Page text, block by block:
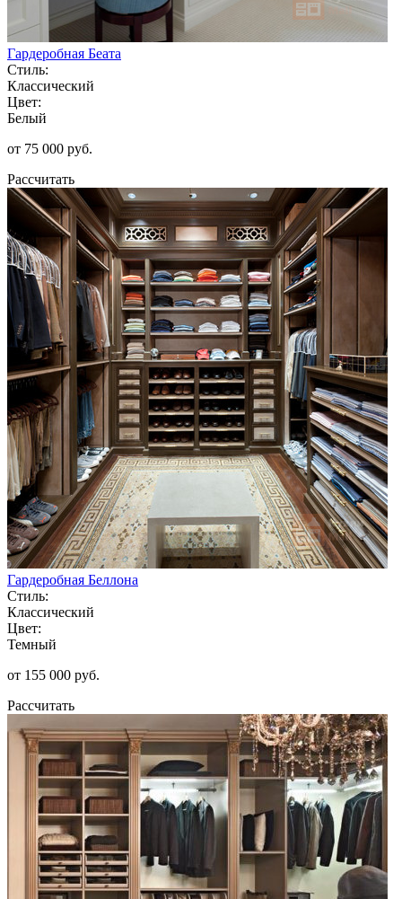
Гардеробная Беата
Стиль:
Классический
Цвет:
Белый
от 75 000 руб.
Рассчитать
Гардеробная Беллона
Стиль:
Классический
Цвет:
Темный
от 155 000 руб.
Рассчитать